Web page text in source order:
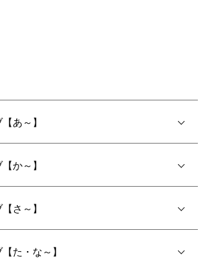
あ～】
か～】
さ～】
た・な～】